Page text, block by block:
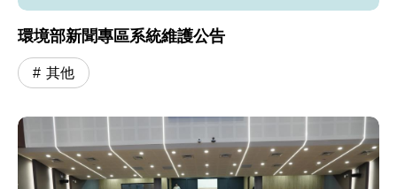
環境部新聞專區系統維護公告
其他